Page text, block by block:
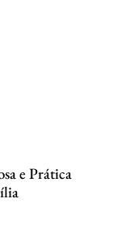
e Prática